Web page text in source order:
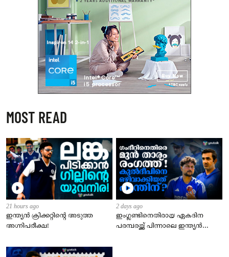
MOST READ
21 hours ago
ഇന്ത്യന്‍ ക്രിക്കറ്റിന്റെ അടുത്ത
അഗ്നിപരീക്ഷ!
2 days ago
ഇംഗ്ലണ്ടിനെതിരായ ഏകദിന
പരമ്പരയ്ക്ക് പിന്നാലെ ഇന്ത്യൻ